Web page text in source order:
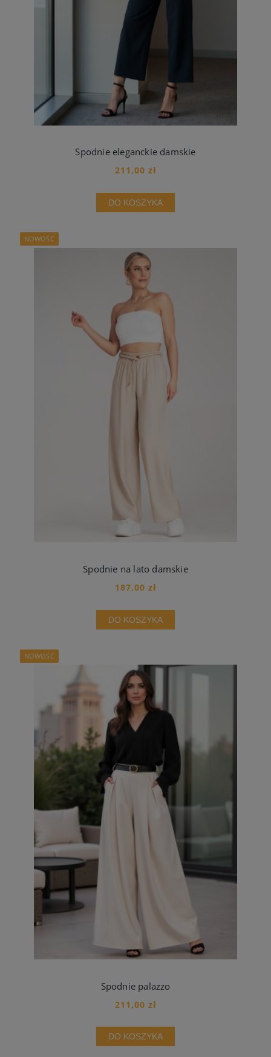
Spodnie eleganckie damskie
211,00 zł
DO KOSZYKA
Spodnie na lato damskie
187,00 zł
DO KOSZYKA
NOWOŚĆ
Spodnie palazzo
211,00 zł
DO KOSZYKA
NOWOŚĆ